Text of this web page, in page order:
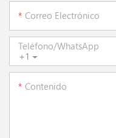
Correo Electrónico
+1
Teléfono/WhatsApp
Contenido